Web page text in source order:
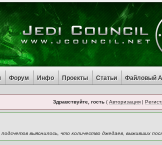
Форум Инфо Проекты Статьи Файловый
Здравствуйте, гость( Авторизация|
выяснилось, что количество джедаев, выживших